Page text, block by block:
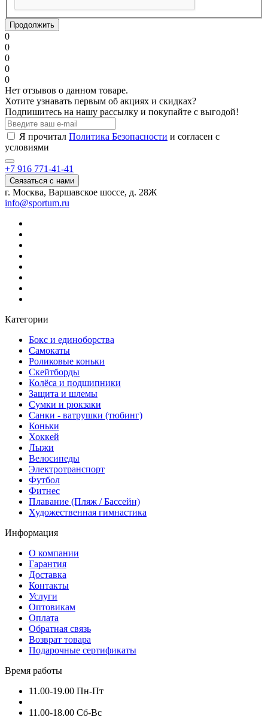
Продолжить
0
0
0
0
0
Нет отзывов о данном товаре.
Хотите узнавать первым об акциях и скидках?
Подпишитесь на нашу рассылку и покупайте с выгодой!
Я прочитал Политика Безопасности и согласен с
условиями
+7 916 771-41-41
Связаться с нами
г. Москва, Варшавское шоссе, д. 28Ж
info@sportum.ru
Категории
Бокс и единоборства
Самокаты
Роликовые коньки
Скейтборды
Колёса и подшипники
Защита и шлемы
Сумки и рюкзаки
Санки - ватрушки (тюбинг)
Коньки
Хоккей
Лыжи
Велосипеды
Электротранспорт
Футбол
Фитнес
Плавание (Пляж / Бассейн)
Художественная гимнастика
Информация
О компании
Гарантия
Доставка
Контакты
Услуги
Оптовикам
Оплата
Обратная связь
Возврат товара
Подарочные сертификаты
Время работы
11.00-19.00 Пн-Пт
11.00-18.00 Сб-Вс